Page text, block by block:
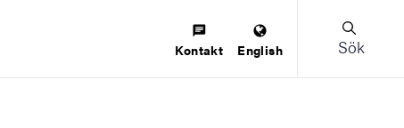
Kontakt English Sök